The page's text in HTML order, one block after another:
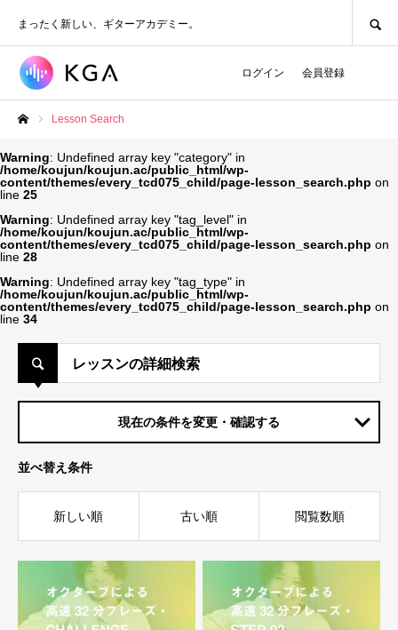
まったく新しい、ギターアカデミー。
ログイン 会員登録
Lesson Search
Warning: Undefined array key "category" in
/home/koujun/koujun.ac/public_html/wp-
content/themes/every_tcd075_child/page-lesson_search.php on
line 25
Warning: Undefined array key "tag_level" in
/home/koujun/koujun.ac/public_html/wp-
content/themes/every_tcd075_child/page-lesson_search.php on
line 28
Warning: Undefined array key "tag_type" in
/home/koujun/koujun.ac/public_html/wp-
content/themes/every_tcd075_child/page-lesson_search.php on
line 34
レッスンの詳細検索
現在の条件を変更・確認する
並べ替え条件
新しい順 古い順 閲覧数順